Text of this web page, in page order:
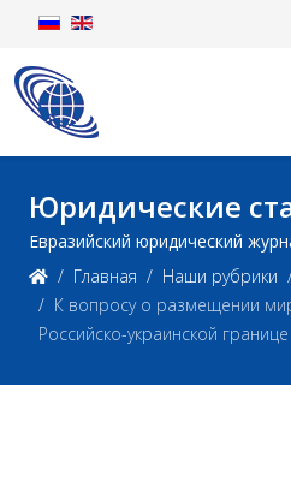
Юридические
Евразийский юридический
Главная
Наши рубрики
К вопросу о размещении
Российско-украинской границе